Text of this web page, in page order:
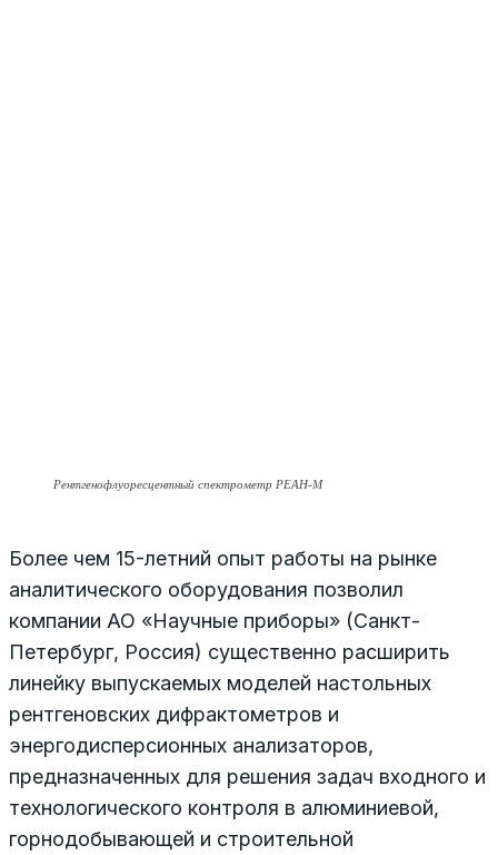
Рентгенофлуоресцентный спектрометр РЕАН-М
Более чем 15-летний опыт работы на рынке
аналитического оборудования позволил
компании АО «Научные приборы» (Санкт-
Петербург, Россия) существенно расширить
линейку выпускаемых моделей настольных
рентгеновских дифрактометров и
энергодисперсионных анализаторов,
предназначенных для решения задач входного и
технологического контроля в алюминиевой,
горнодобывающей и строительной